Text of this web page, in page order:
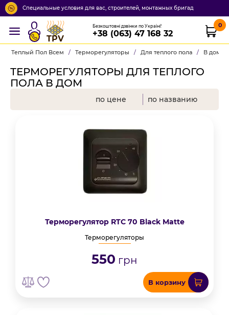
Специальные условия для вас, строителей, монтажных бригад
TPV
Безкоштовні дзвінки по Україні!
+38 (063) 47 168 32
0
Теплый Пол Всем / Терморегуляторы / Для теплого пола / В дом
ТЕРМОРЕГУЛЯТОРЫ ДЛЯ ТЕПЛОГО
ПОЛА В ДОМ
по цене по названию
Терморегулятор RTC 70 Black Matte
Терморегуляторы
550 грн
В корзину